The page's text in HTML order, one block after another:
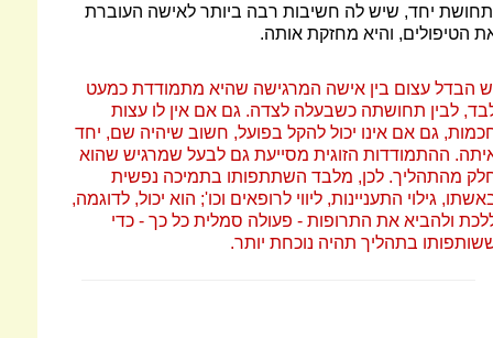
יחד, שיש לה חשיבות רבה ביותר לאישה העוברת
הטיפולים, והיא מחזקת אותה.
הבדל עצום בין אישה המרגישה שהיא מתמודדת כמעט
לבין תחושתה כשבעלה לצדה. גם אם אין לו עצות
גם אם אינו יכול להקל בפועל, חשוב שיהיה שם, יחד
ההתמודדות הזוגית מסייעת גם לבעל שמרגיש שהוא
מהתהליך. לכן, מלבד השתתפותו בתמיכה נפשית
גילוי התעניינות, ליווי לרופאים וכו'; הוא יכול, לדוגמה,
ולהביא את התרופות - פעולה סמלית כל כך - כדי
בתהליך תהיה נוכחת יותר.